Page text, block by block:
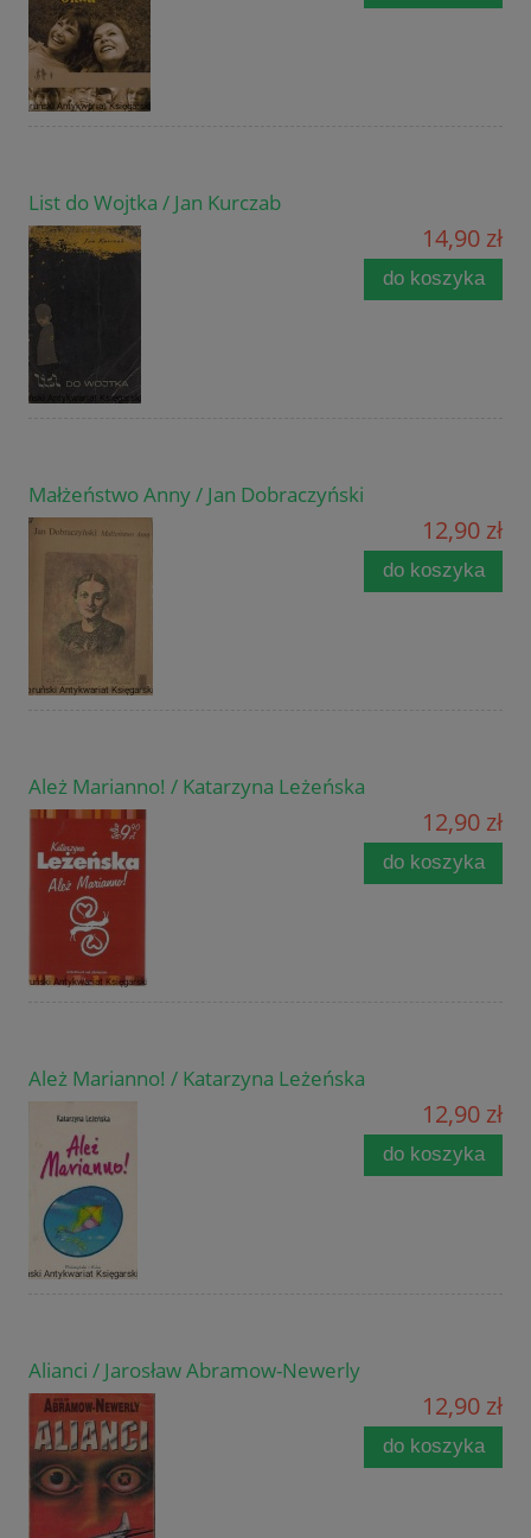
List do Wojtka / Jan Kurczab
14,90 zł
do koszyka
Małżeństwo Anny / Jan Dobraczyński
12,90 zł
do koszyka
Ależ Marianno! / Katarzyna Leżeńska
12,90 zł
do koszyka
Ależ Marianno! / Katarzyna Leżeńska
12,90 zł
do koszyka
Alianci / Jarosław Abramow-Newerly
12,90 zł
do koszyka